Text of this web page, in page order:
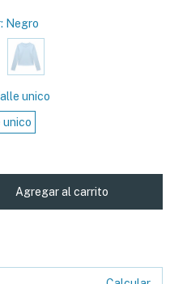
Negro
unico
unico